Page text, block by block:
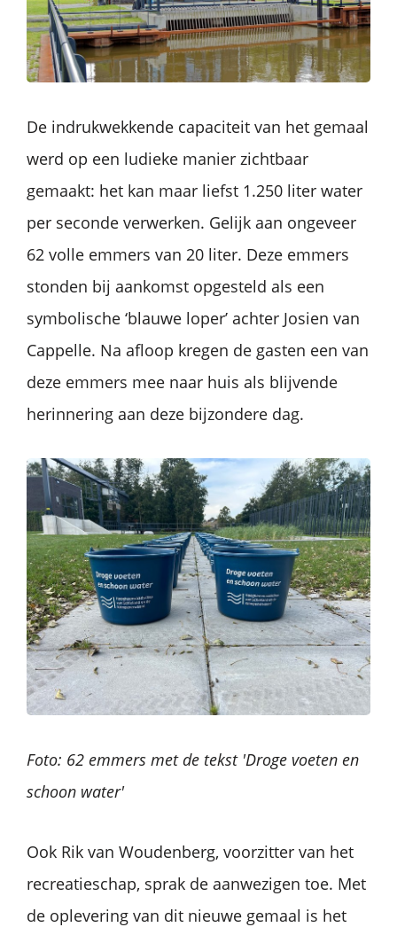
De indrukwekkende capaciteit van het gemaal
werd op een ludieke manier zichtbaar
gemaakt: het kan maar liefst 1.250 liter water
per seconde verwerken. Gelijk aan ongeveer
62 volle emmers van 20 liter. Deze emmers
stonden bij aankomst opgesteld als een
symbolische ‘blauwe loper’ achter Josien van
Cappelle. Na afloop kregen de gasten een van
deze emmers mee naar huis als blijvende
herinnering aan deze bijzondere dag.
Foto: 62 emmers met de tekst 'Droge voeten en
schoon water'
Ook Rik van Woudenberg, voorzitter van het
recreatieschap, sprak de aanwezigen toe. Met
de oplevering van dit nieuwe gemaal is het